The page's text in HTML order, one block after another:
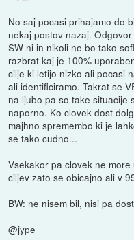
No saj pocasi prihajamo do
nekaj postov nazaj.
SW ni in nikoli ne bo tako
razbrat kaj je 100%
cilje ki letijo nizko ali pocasi
ali identificiramo. Takrat se
na ljubo pa so take situacije
naporno. Ko clovek dost
majhno spremembo ki je
se tako cudno...
Vsekakor pa clovek ne
ciljev zato se obicajno ali v
BW: ne nisem bil, nisi pa
@jype